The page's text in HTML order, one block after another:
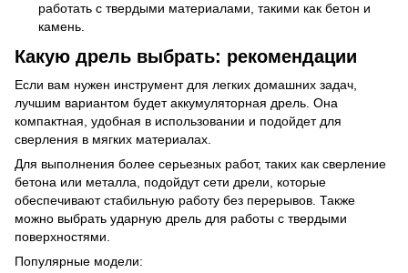
работать с твердыми материалами, такими как бетон и
камень.
Какую дрель выбрать: рекомендации
Если вам нужен инструмент для легких домашних задач,
лучшим вариантом будет аккумуляторная дрель. Она
компактная, удобная в использовании и подойдет для
сверления в мягких материалах.
Для выполнения более серьезных работ, таких как сверление
бетона или металла, подойдут сети дрели, которые
обеспечивают стабильную работу без перерывов. Также
можно выбрать ударную дрель для работы с твердыми
поверхностями.
Популярные модели: